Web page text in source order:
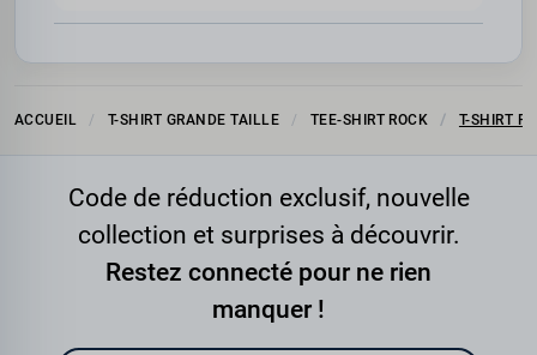
ACCUEIL T-SHIRT GRANDE TAILLE TEE-SHIRT ROCK T-SHIRT
Code de réduction exclusif, nouvelle
collection et surprises à découvrir.
Restez connecté pour ne rien
manquer !